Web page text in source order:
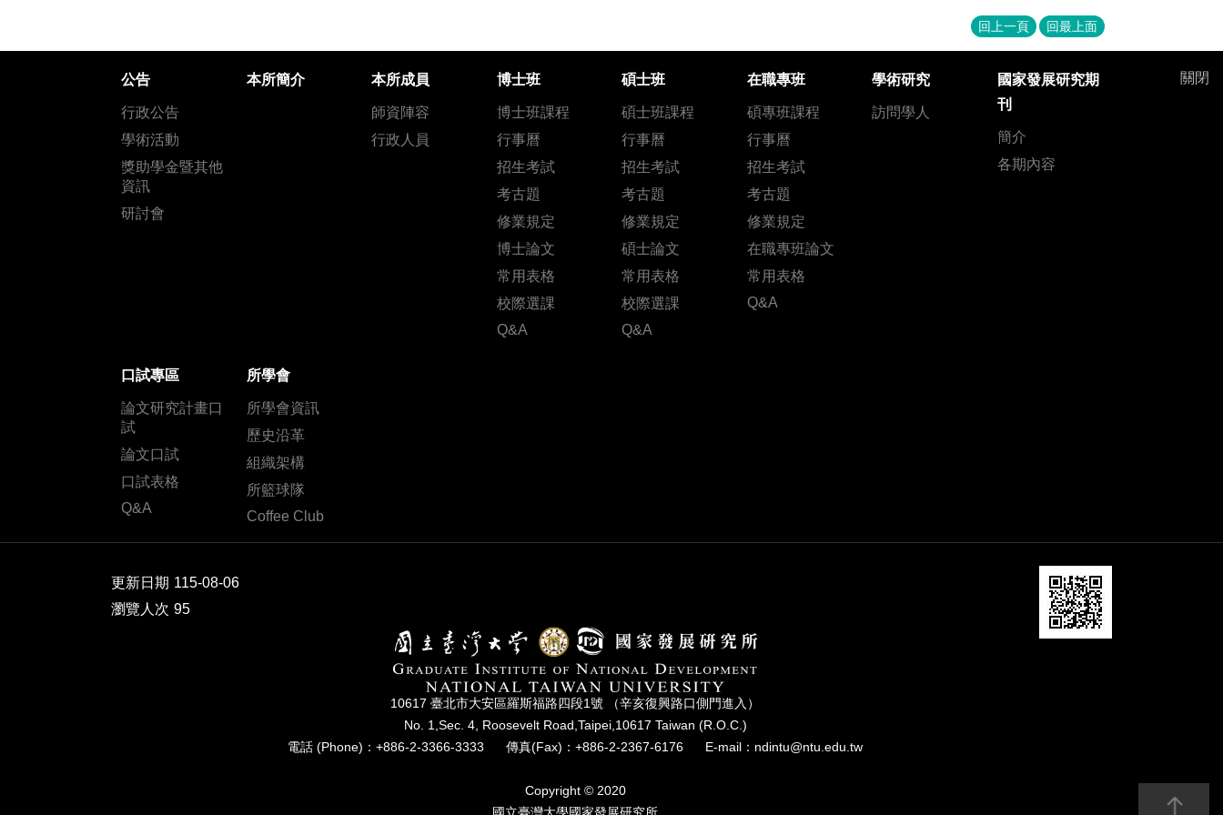
回上一頁 回最上面
關閉
公告
行政公告
學術活動
獎助學金暨其他
資訊
研討會
本所簡介 本所成員
師資陣容
行政人員
博士班
博士班課程
行事曆
招生考試
考古題
修業規定
博士論文
常用表格
校際選課
Q&A
碩士班
碩士班課程
行事曆
招生考試
考古題
修業規定
碩士論文
常用表格
校際選課
Q&A
在職專班
碩專班課程
行事曆
招生考試
考古題
修業規定
在職專班論文
常用表格
Q&A
學術研究
訪問學人
國家發展研究期
刊
簡介
各期內容
口試專區
論文研究計畫口
試
論文口試
口試表格
Q&A
所學會
所學會資訊
歷史沿革
組織架構
所籃球隊
Coffee Club
更新日期 115-08-06
瀏覽人次 95
10617 臺北市⼤安區羅斯福路四段1號 （辛亥復興路⼝側⾨進入）
No. 1,Sec. 4, Roosevelt Road,Taipei,10617 Taiwan (R.O.C.)
電話 (Phone)：+886-2-3366-3333
傳真(Fax)：+886-2-2367-6176 E-mail：ndintu@ntu.edu.tw
Copyright © 2020